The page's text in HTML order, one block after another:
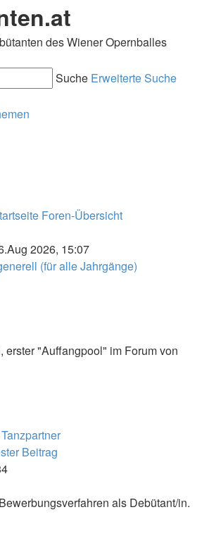
des Wiener Opernballes
Suche Erweiterte Suche
Foren-Übersicht
2026, 15:07
(für alle Jahrgänge)
erster "Auffangpool" im Forum von
Beitrag
als Debütant/in.